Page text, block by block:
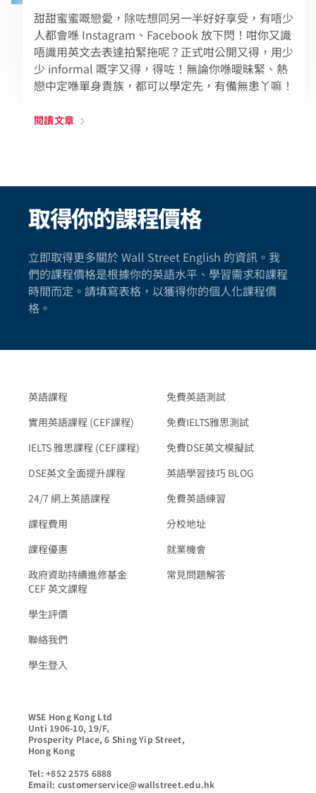
甜甜蜜蜜嘅戀愛，除咗想同另一半好好享受，有唔少
人都會喺 Instagram、Facebook 放下閃！咁你又識
唔識用英文去表達拍緊拖呢？正式咁公開又得，用少
少 informal 嘅字又得，得咗！無論你喺曖昧緊、熱
戀中定喺單身貴族，都可以學定先，有備無患丫嘛！
閱讀文章
取得你的課程價格
立即取得更多關於 Wall Street English 的資訊。我
們的課程價格是根據你的英語水平、學習需求和課程
時間而定。請填寫表格，以獲得你的個人化課程價
格。
英語課程
實用英語課程 (CEF課程)
IELTS 雅思課程 (CEF課程)
DSE英文全面提升課程
24/7 網上英語課程
課程費用
課程優惠
政府資助持續進修基金
CEF 英文課程
學生評價
聯絡我們
學生登入
免費英語測試
免費IELTS雅思測試
免費DSE英文模擬試
英語學習技巧 BLOG
免費英語練習
分校地址
就業機會
常見問題解答
WSE Hong Kong Ltd
Unti 1906-10, 19/F,
Prosperity Place, 6 Shing Yip Street,
Hong Kong
Tel: +852 2575 6888
Email: customerservice@wallstreet.edu.hk